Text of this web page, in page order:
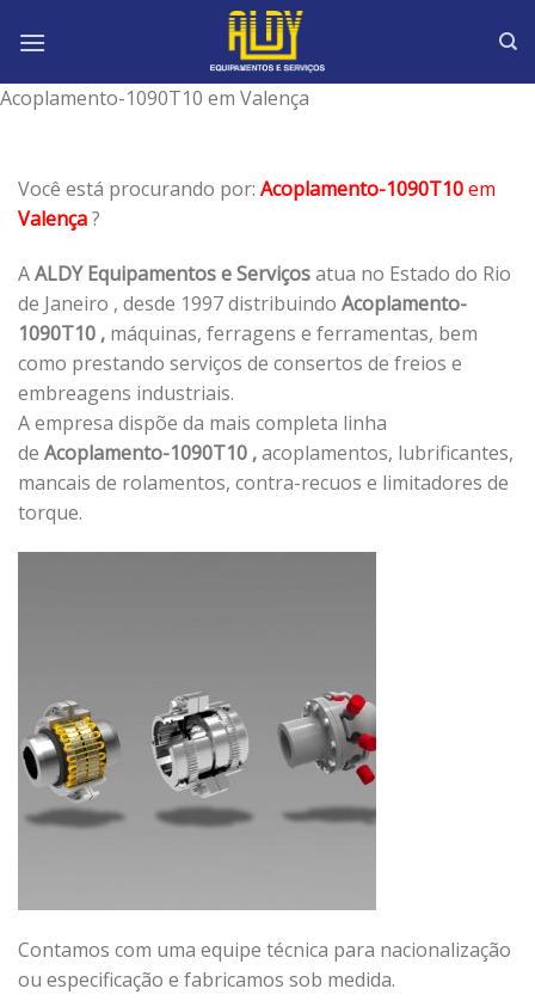
Acoplamento-1090T10 em Valença
Você está procurando por: Acoplamento-1090T10em
Valença?
AALDY Equipamentos e Serviçosatua no Estado do Rio
de Janeiro , desde 1997 distribuindo Acoplamento-
1090T10 , máquinas, ferragens e ferramentas, bem
como prestando serviços de consertos de freios e
embreagens industriais.
A empresa dispõe da mais completa linha
de Acoplamento-1090T10 ,acoplamentos, lubrificantes,
mancais de rolamentos, contra-recuos e limitadores de
torque.
Contamos com uma equipe técnica para nacionalização
ou especificação e fabricamos sob medida.